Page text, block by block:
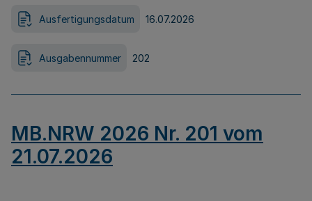
Ausfertigungsdatum 16.07.2026
Ausgabennummer 202
MB.NRW 2026 Nr. 201 vom
21.07.2026